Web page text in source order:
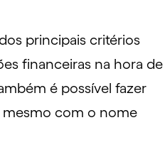
principais critérios
financeiras na hora de
é possível fazer
com o nome